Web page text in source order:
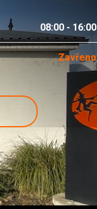
08:00 - 16:00
Zavřeno